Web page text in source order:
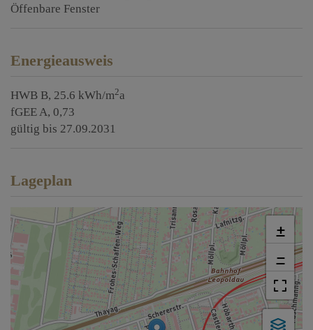
Öffenbare Fenster
Energieausweis
HWB B, 25.6 kWh/m2a
fGEEA, 0,73
gültig bis 27.09.2031
Lageplan
+
−